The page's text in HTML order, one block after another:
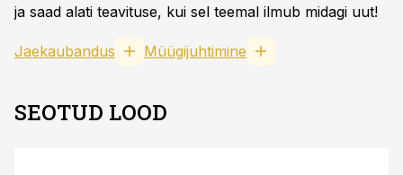
ja saad alati teavituse, kui sel teemal ilmub midagi uut!
Jaekaubandus Müügijuhtimine
SEOTUD LOOD